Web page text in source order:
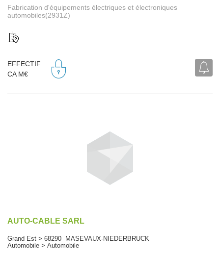
Fabrication d'équipements électriques et électroniques
automobiles(2931Z)
EFFECTIF
CA M€
AUTO-CABLE SARL
Grand Est > 68290 MASEVAUX-NIEDERBRUCK
Automobile > Automobile